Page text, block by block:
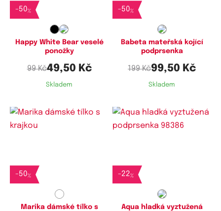
-50%
Happy White Bear veselé
ponožky
99 Kč49,50 Kč
Skladem
-50%
Babeta mateřská kojící
podprsenka
199 Kč99,50 Kč
Skladem
-50%
Marika dámské tílko s
-22%
Aqua hladká vyztužená